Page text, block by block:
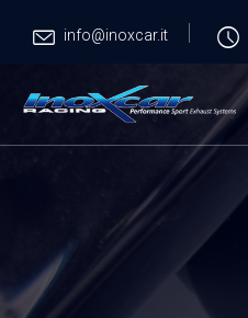
info@inoxcar.it